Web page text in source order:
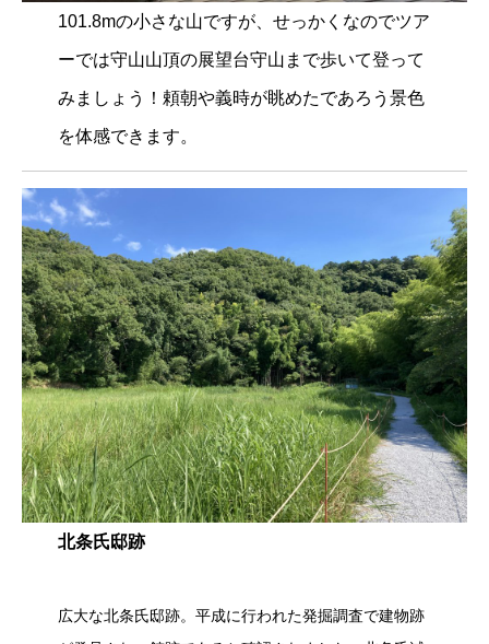
101.8mの小さな山ですが、せっかくなのでツア
ーでは守山山頂の展望台守山まで歩いて登って
みましょう！頼朝や義時が眺めたであろう景色
を体感できます。
北条氏邸跡
広大な北条氏邸跡。平成に行われた発掘調査で建物跡